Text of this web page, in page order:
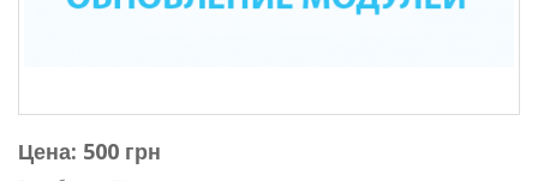
Цена: 500 грн